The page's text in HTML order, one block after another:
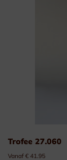
Trofee 27.060
Vanaf € 41.95